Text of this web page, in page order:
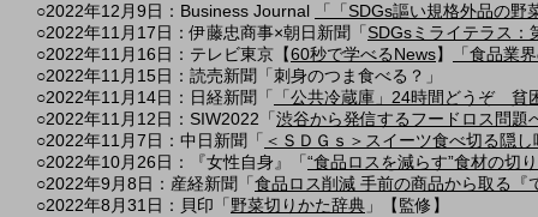
○2022年12月9日：Business Journal
「「SDGs謳い規格外品の
○2022年11月17日：伊藤忠商事×朝日新聞「 SDGsミライテラス：
○2022年11月16日：テレビ東京【60秒で学べるNews】
「食品業
○2022年11月15日：読売新聞「刺身のつま食べる？」
○2022年11月14日：日経新聞「
「公共冷蔵庫」24時間どうぞ 貧
○2022年11月12日：SIW2022「 渋谷から発信するフードロス問題
○2022年11 月7日：中日新聞「 ＜ＳＤＧｓ＞スイーツ食べ切る隠し
○2022年10月26日：『女性自身』「 “食品ロスを減らす”食材の切
○2022年9 月8日：産経新聞「 食品ロス削減 手前の商品から取る『
○2022年8 月31日：貝印「 野菜切りかた辞典 」【監修】